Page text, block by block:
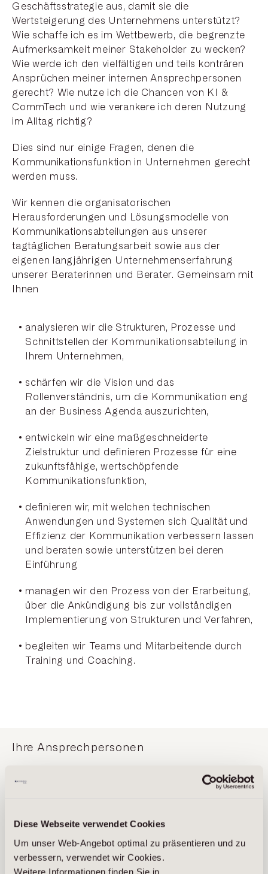
Diese Webseite verwendet Cookies
Um unser Web-Angebot optimal zu präsentieren und zu
verbessern, verwendet wir Cookies.
Weitere Informationen finden Sie in
Geschäftsstrategie aus, damit sie die
Wertsteigerung des Unternehmens unterstützt?
Wie schaffe ich es im Wettbewerb, die begrenzte
Aufmerksamkeit meiner Stakeholder zu wecken?
Wie werde ich den vielfältigen und teils konträren
Ansprüchen meiner internen Ansprechpersonen
gerecht? Wie nutze ich die Chancen von KI &
CommTech und wie verankere ich deren Nutzung
im Alltag richtig?
Dies sind nur einige Fragen, denen die
Kommunikationsfunktion in Unternehmen gerecht
werden muss.
Wir kennen die organisatorischen
Herausforderungen und Lösungsmodelle von
Kommunikationsabteilungen aus unserer
tagtäglichen Beratungsarbeit sowie aus der
eigenen langjährigen Unternehmenserfahrung
unserer Beraterinnen und Berater. Gemeinsam mit
Ihnen
analysieren wir die Strukturen, Prozesse und
Schnittstellen der Kommunikationsabteilung in
Ihrem Unternehmen,
schärfen wir die Vision und das
Rollenverständnis, um die Kommunikation eng
an der Business Agenda auszurichten,
entwickeln wir eine maßgeschneiderte
Zielstruktur und definieren Prozesse für eine
zukunftsfähige, wertschöpfende
Kommunikationsfunktion,
definieren wir, mit welchen technischen
Anwendungen und Systemen sich Qualität und
Effizienz der Kommunikation verbessern lassen
und beraten sowie unterstützen bei deren
Einführung
managen wir den Prozess von der Erarbeitung,
über die Ankündigung bis zur vollständigen
Implementierung von Strukturen und Verfahren,
begleiten wir Teams und Mitarbeitende durch
Training und Coaching.
Ihre Ansprechpersonen